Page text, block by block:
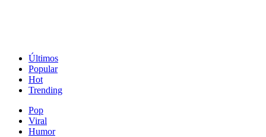
Últimos
Popular
Hot
Trending
Pop
Viral
Humor